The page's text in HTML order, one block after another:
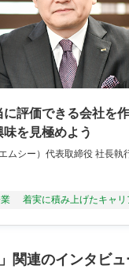
に評価できる会社を
を見極めよう
ムシー）代表取締役 社長執
着実に積み上げたキャリ
関連のインタビ